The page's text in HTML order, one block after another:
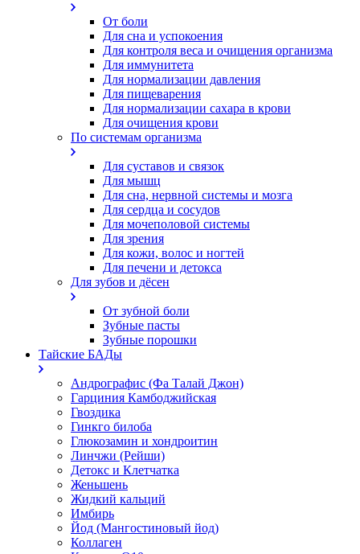
От боли
Для сна и успокоения
Для контроля веса и очищения организма
Для иммунитета
Для нормализации давления
Для пищеварения
Для нормализации сахара в крови
Для очищения крови
По системам организма
Для суставов и связок
Для мышц
Для сна, нервной системы и мозга
Для сердца и сосудов
Для мочеполовой системы
Для зрения
Для кожи, волос и ногтей
Для печени и детокса
Для зубов и дёсен
От зубной боли
Зубные пасты
Зубные порошки
Тайские БАДы
Андрографис (Фа Талай Джон)
Гарциния Камбоджийская
Гвоздика
Гинкго билоба
Глюкозамин и хондроитин
Линчжи (Рейши)
Детокс и Клетчатка
Женьшень
Жидкий кальций
Имбирь
Йод (Мангостиновый йод)
Коллаген